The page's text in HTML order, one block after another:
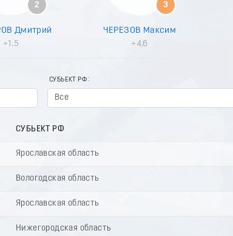
2
Дмитрий
+1.5
3
ЧЕРЕЗОВ Максим
+4.6
СУБЬЕКТ РФ
Все
СУБЬЕКТ РФ
Ярославская область
Вологодская область
Ярославская область
Нижегородская область